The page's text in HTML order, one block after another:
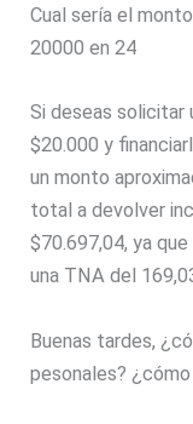
Cual sería el
20000 en 24
Si deseas solicitar
$20.000 y
un monto
total a devolver
$70.697,04, ya
una TNA del
Buenas tardes,
pesonales?